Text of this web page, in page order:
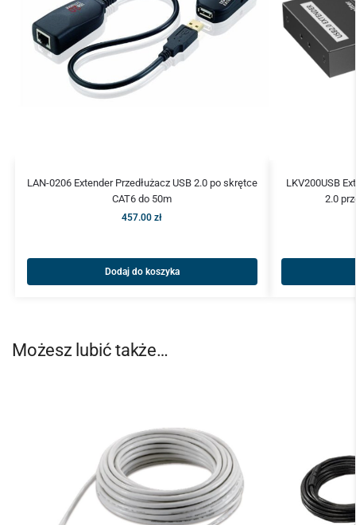
LAN-0206 Extender Przedłużacz USB 2.0 po skrętce
CAT6 do 50m
457.00zł
Dodaj do koszyka
LKV200USB
2.0
Możesz lubić także…